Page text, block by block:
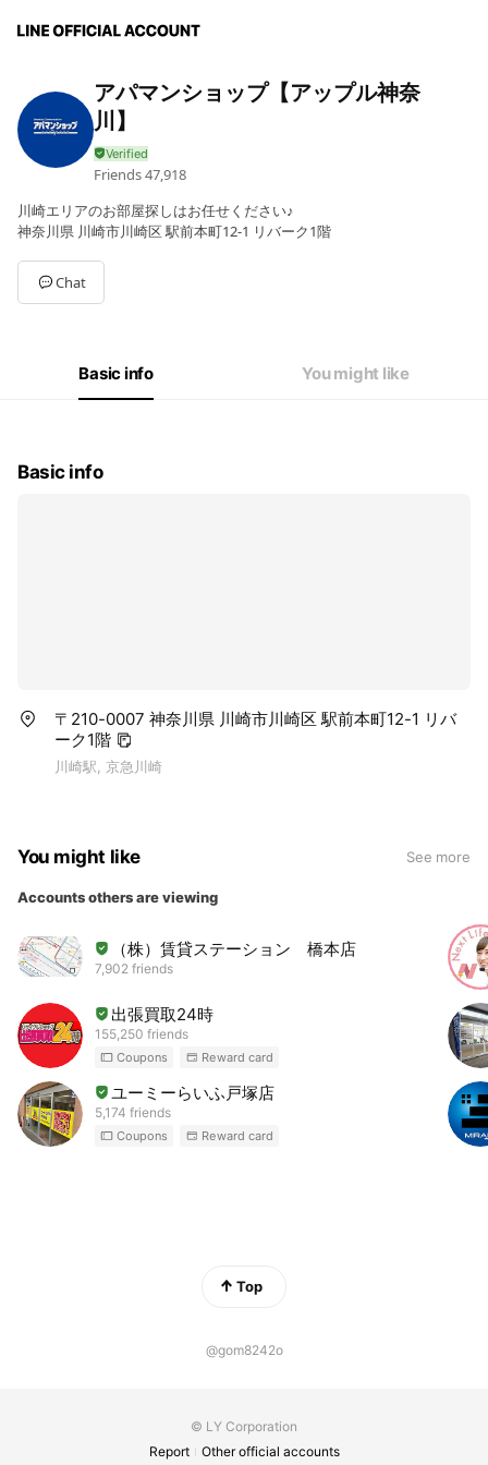
アパマンショップ【アップル神奈
川】
Friends47,918
川崎エリアのお部屋探しはお任せください♪
神奈川県 川崎市川崎区 駅前本町12-1 リバーク1階
Chat
Basic info You might like
Basic info
〒210-0007 神奈川県 川崎市川崎区 駅前本町12-1 リバ
ーク1階
川崎駅, 京急川崎
You might like See more
Accounts others are viewing
（株）賃貸ステーション 橋本店
7,902 friends
出張買取24時
155,250 friends
Coupons Reward card
ユーミーらいふ戸塚店
5,174 friends
Coupons Reward card
Top
@gom8242o
© LY Corporation
Report
Other official accounts